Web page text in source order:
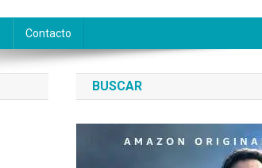
Contacto
BUSCAR